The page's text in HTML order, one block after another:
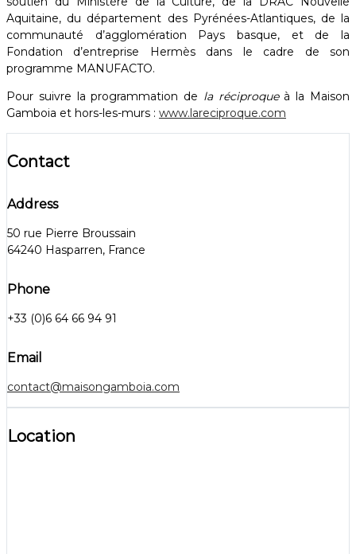
Aquitaine, du département des Pyrénées-Atlantiques, de la
communauté d’agglomération Pays basque, et de la
Fondation d’entreprise Hermès dans le cadre de son
programme MANUFACTO.
Pour suivre la programmation de la réciproqueà la Maison
Gamboia et hors-les-murs : www.lareciproque.com
Contact
Address
50 rue Pierre Broussain
64240 Hasparren, France
Phone
+33 (0)6 64 66 94 91
Email
contact@maisongamboia.com
Location